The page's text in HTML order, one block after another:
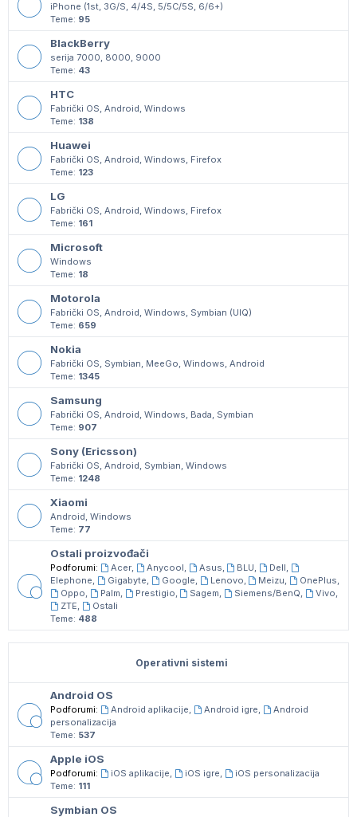
iPhone (1st, 3G/S, 4/4S, 5/5C/5S, 6/6+)
Teme: 95
BlackBerry
serija 7000, 8000, 9000
Teme: 43
HTC
Fabrički OS, Android, Windows
Teme: 138
Huawei
Fabrički OS, Android, Windows, Firefox
Teme: 123
LG
Fabrički OS, Android, Windows, Firefox
Teme: 161
Microsoft
Windows
Teme: 18
Motorola
Fabrički OS, Android, Windows, Symbian (UIQ)
Teme: 659
Nokia
Fabrički OS, Symbian, MeeGo, Windows, Android
Teme: 1345
Samsung
Fabrički OS, Android, Windows, Bada, Symbian
Teme: 907
Sony (Ericsson)
Fabrički OS, Android, Symbian, Windows
Teme: 1248
Xiaomi
Android, Windows
Teme: 77
Ostali proizvođači
Podforumi: Acer, Anycool, Asus, BLU, Dell,
Elephone, Gigabyte, Google, Lenovo, Meizu, OnePlus,
Oppo, Palm, Prestigio, Sagem, Siemens/BenQ, Vivo,
ZTE,
Ostali
Teme: 488
Operativni sistemi
Android OS
Podforumi: Android aplikacije, Android igre,
Android
personalizacija
Teme: 537
Apple iOS
Podforumi: iOS aplikacije, iOS igre,
iOS personalizacija
Teme: 111
Symbian OS